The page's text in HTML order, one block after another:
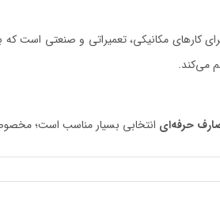
کارهای مکانیکی، تعمیراتی و صنعتی است
می‌کند.
حرفه‌ای انتخابی بسیار مناسب است؛